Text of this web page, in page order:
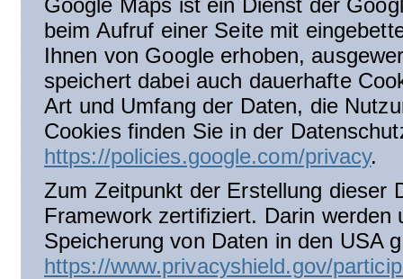
Google Maps ist ein Dienst der
beim Aufruf einer Seite mit
Ihnen von Google erhoben,
speichert dabei auch dauerhafte
Art und Umfang der Daten, die
Cookies finden Sie in der
https://policies.google.com/privacy.
Zum Zeitpunkt der Erstellung dieser
Framework zertifiziert. Darin
Speicherung von Daten in den USA
https://www.privacyshield.gov/